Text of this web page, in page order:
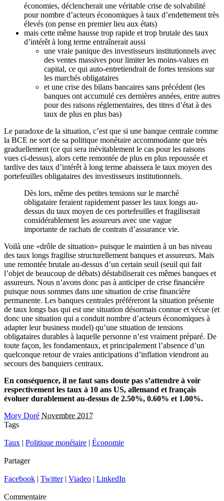
économies, déclencherait une véritable crise de solvabilité
pour nombre d’acteurs économiques à taux d’endettement très
élevés (on pense en premier lieu aux états)
mais cette même hausse trop rapide et trop brutale des taux
d’intérêt à long terme entraînerait aussi
une vraie panique des investisseurs institutionnels avec
des ventes massives pour limiter les moins-values en
capital, ce qui auto-entretiendrait de fortes tensions sur
les marchés obligataires
et une crise des bilans bancaires sans précédent (les
banques ont accumulé ces dernières années, entre autres
pour des raisons réglementaires, des titres d’état à des
taux de plus en plus bas)
Le paradoxe de la situation, c’est que si une banque centrale comme
la BCE ne sort de sa politique monétaire accommodante que très
graduellement (ce qui sera inévitablement le cas pour les raisons
vues ci-dessus), alors cette remontée de plus en plus repoussée et
tardive des taux d’intérêt à long terme abaissera le taux moyen des
portefeuilles obligataires des investisseurs institutionnels.
Dès lors, même des petites tensions sur le marché
obligataire feraient rapidement passer les taux longs au-
dessus du taux moyen de ces portefeuilles et fragiliserait
considérablement les assureurs avec une vague
importante de rachats de contrats d’assurance vie.
Voilà une «drôle de situation» puisque le maintien à un bas niveau
des taux longs fragilise structurellement banques et assureurs. Mais
une remontée brutale au-dessus d’un certain seuil (seuil qui fait
l’objet de beaucoup de débats) déstabiliserait ces mêmes banques et
assureurs. Nous n’avons donc pas à anticiper de crise financière
puisque nous sommes dans une situation de crise financière
permanente. Les banques centrales préféreront la situation présente
de taux longs bas qui est une situation désormais connue et vécue (et
donc une situation qui a conduit nombre d’acteurs économiques à
adapter leur business model) qu’une situation de tensions
obligataires durables à laquelle personne n’est vraiment préparé. De
toute façon, les fondamentaux, et principalement l’absence d’un
quelconque retour de vraies anticipations d’inflation viendront au
secours des banquiers centraux.
En conséquence, il ne faut sans doute pas s’attendre à voir
respectivement les taux à 10 ans US, allemand et français
évoluer durablement au-dessus de 2.50%, 0.60% et 1.00%.
Mory Doré Novembre 2017
Tags
Taux | Politique monétaire | Économie
Partager
Facebook | Twitter| Viadeo | LinkedIn
Commentaire